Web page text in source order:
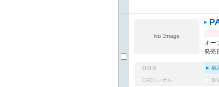
オー
発売
仕様表 納
CADシンボル